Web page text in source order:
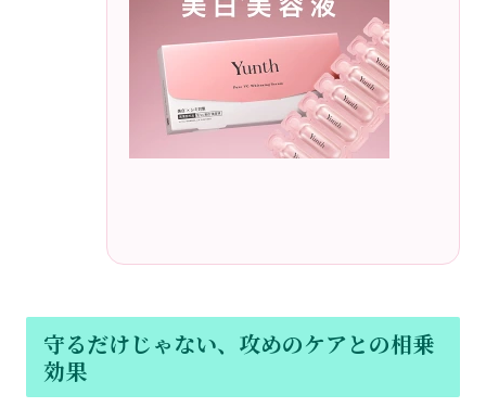
守るだけじゃない、攻めのケアとの相乗
効果